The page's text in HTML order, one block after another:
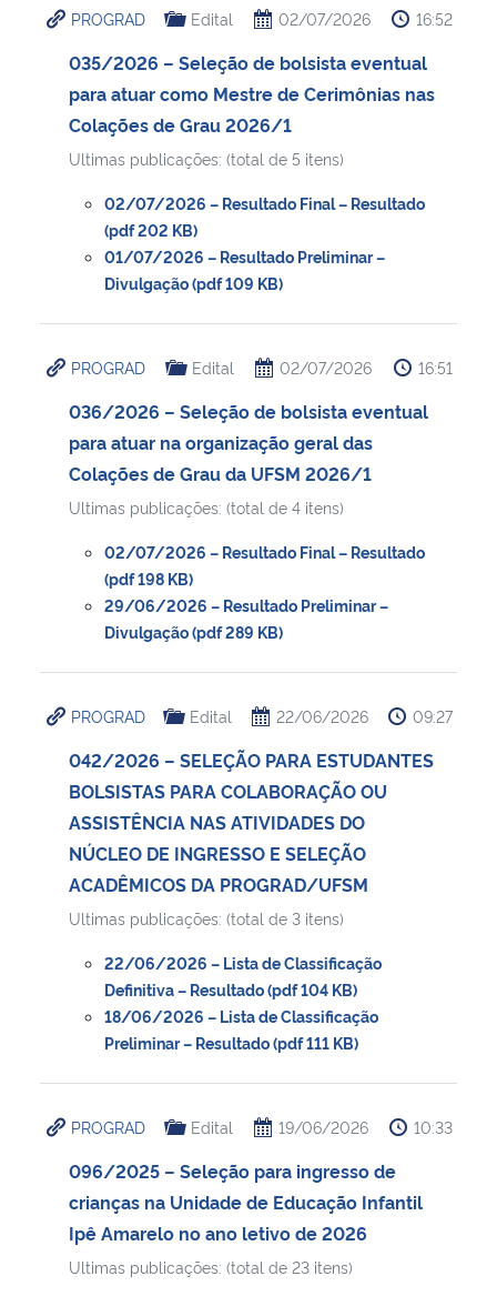
Ministério da Cidadania
Ministério de Minas e Energia
Ministério da Ciência, Tecnologia, Inovações e Comunicações
Ministério do Meio Ambiente
Ministério do Desenvolvimento Regional
Ministério da Mulher, da Família e dos Direitos Humanos
Secretaria-Geral
Secretaria de Governo
Advocacia-Geral da União
Banco Central do Brasil
PROGRAD Edital 02/07/2026 16:52
035/2026 – Seleção de bolsista eventual
para atuar como Mestre de Cerimônias nas
Colações de Grau 2026/1
Ultimas publicações: (total de 5 itens)
02/07/2026 – Resultado Final – Resultado
(pdf 202 KB)
01/07/2026 – Resultado Preliminar –
Divulgação (pdf 109 KB)
PROGRAD Edital 02/07/2026 16:51
036/2026 – Seleção de bolsista eventual
para atuar na organização geral das
Colações de Grau da UFSM 2026/1
Ultimas publicações: (total de 4 itens)
02/07/2026 – Resultado Final – Resultado
(pdf 198 KB)
29/06/2026 – Resultado Preliminar –
Divulgação (pdf 289 KB)
PROGRAD Edital 22/06/2026 09:27
042/2026 – SELEÇÃO PARA ESTUDANTES
BOLSISTAS PARA COLABORAÇÃO OU
ASSISTÊNCIA NAS ATIVIDADES DO
NÚCLEO DE INGRESSO E SELEÇÃO
ACADÊMICOS DA PROGRAD/UFSM
Ultimas publicações: (total de 3 itens)
22/06/2026 – Lista de Classificação
Definitiva – Resultado (pdf 104 KB)
18/06/2026 – Lista de Classificação
Preliminar – Resultado (pdf 111 KB)
PROGRAD Edital 19/06/2026 10:33
096/2025 – Seleção para ingresso de
crianças na Unidade de Educação Infantil
Ipê Amarelo no ano letivo de 2026
Ultimas publicações: (total de 23 itens)